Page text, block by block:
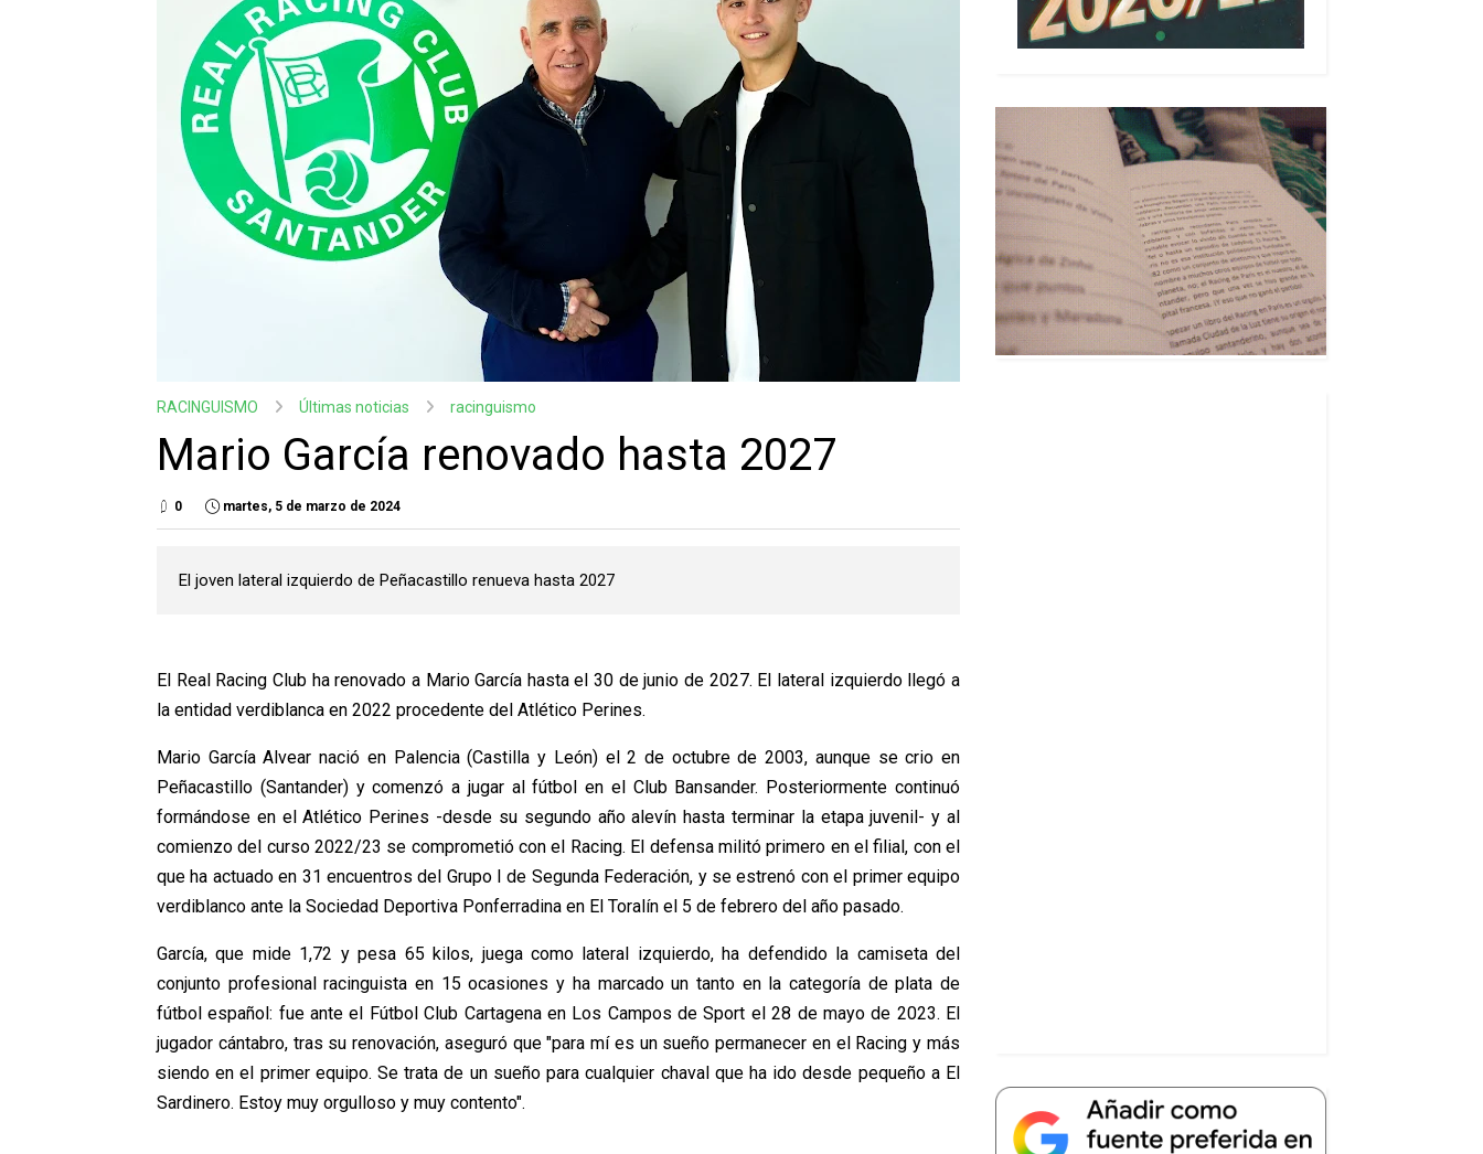
RACINGUISMO Últimas noticias racinguismo
Mario García renovado hasta 2027
0 martes, 5 de marzo de 2024
El joven lateral izquierdo de Peñacastillo renueva hasta 2027
El Real Racing Club ha renovado a Mario García hasta el 30 de junio de 2027. El lateral izquierdo llegó a
la entidad verdiblanca en 2022 procedente del Atlético Perines.
Mario García Alvear nació en Palencia (Castilla y León) el 2 de octubre de 2003, aunque se crio en
Peñacastillo (Santander) y comenzó a jugar al fútbol en el Club Bansander. Posteriormente continuó
formándose en el Atlético Perines -desde su segundo año alevín hasta terminar la etapa juvenil- y al
comienzo del curso 2022/23 se comprometió con el Racing. El defensa militó primero en el filial, con el
que ha actuado en 31 encuentros del Grupo I de Segunda Federación, y se estrenó con el primer equipo
verdiblanco ante la Sociedad Deportiva Ponferradina en El Toralín el 5 de febrero del año pasado.
García, que mide 1,72 y pesa 65 kilos, juega como lateral izquierdo, ha defendido la camiseta del
conjunto profesional racinguista en 15 ocasiones y ha marcado un tanto en la categoría de plata de
fútbol español: fue ante el Fútbol Club Cartagena en Los Campos de Sport el 28 de mayo de 2023. El
jugador cántabro, tras su renovación, aseguró que "para mí es un sueño permanecer en el Racing y más
siendo en el primer equipo. Se trata de un sueño para cualquier chaval que ha ido desde pequeño a El
Sardinero. Estoy muy orgulloso y muy contento".